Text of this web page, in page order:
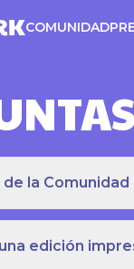
COMUNIDAD
la
edición